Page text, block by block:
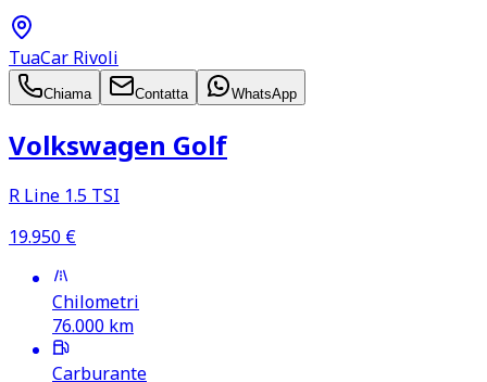
TuaCar Rivoli
Chiama Contatta WhatsApp
Volkswagen Golf
R Line 1.5 TSI
19.950 €
Chilometri
76.000 km
Carburante